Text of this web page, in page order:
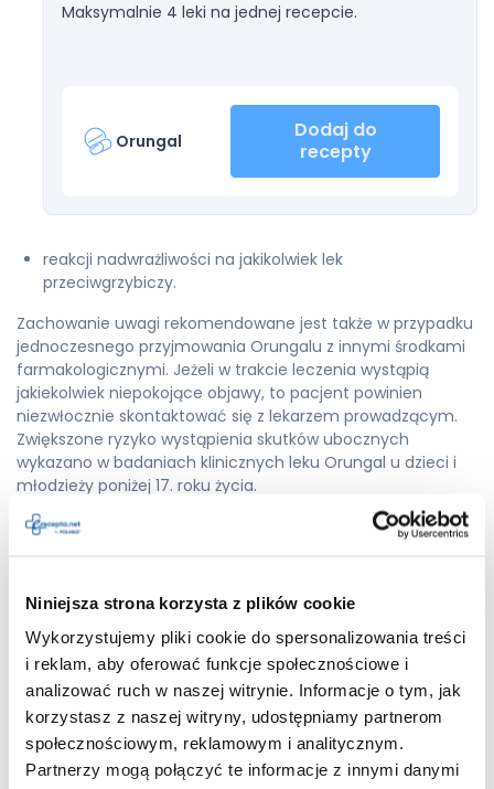
Niniejsza strona korzysta z plików cookie
Wykorzystujemy pliki cookie do spersonalizowania treści
i reklam, aby oferować funkcje społecznościowe i
analizować ruch w naszej witrynie. Informacje o tym, jak
korzystasz z naszej witryny, udostępniamy partnerom
społecznościowym, reklamowym i analitycznym.
Partnerzy mogą połączyć te informacje z innymi danymi
Maksymalnie 4 leki na jednej recepcie.
Orungal
Dodaj do
recepty
reakcji nadwrażliwości na jakikolwiek lek
przeciwgrzybiczy.
Zachowanie uwagi rekomendowane jest także w przypadku
jednoczesnego przyjmowania Orungalu z innymi środkami
farmakologicznymi. Jeżeli w trakcie leczenia wystąpią
jakiekolwiek niepokojące objawy, to pacjent powinien
niezwłocznie skontaktować się z lekarzem prowadzącym.
Zwiększone ryzyko wystąpienia skutków ubocznych
wykazano w badaniach klinicznych leku Orungal u dzieci i
młodzieży poniżej 17. roku życia.
Działania niepożądane
występują u każdego pacjenta i w dużej mierze zależy to od
indywidualnych predyspozycji organizmu oraz stanu
zdrowia osoby chorej. Wybrane skutki uboczne mogą mieć
różne nasilenie i częstotliwość. Poniżej przedstawiamy
przykładowe działania niepożądane:
nudności;